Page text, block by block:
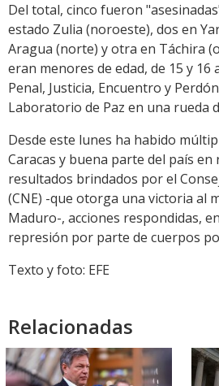
Del total, cinco fueron
estado Zulia (noroeste), dos en
Aragua (norte) y otra en Táchira
eran menores de edad, de 15 y 16
Penal, Justicia, Encuentro y
Laboratorio de Paz en una rueda
Desde este lunes ha habido
Caracas y buena parte del país en
resultados brindados por el
(CNE) -que otorga una victoria al
Maduro-, acciones respondidas,
represión por parte de cuerpos
Texto y foto: EFE
Relacionadas